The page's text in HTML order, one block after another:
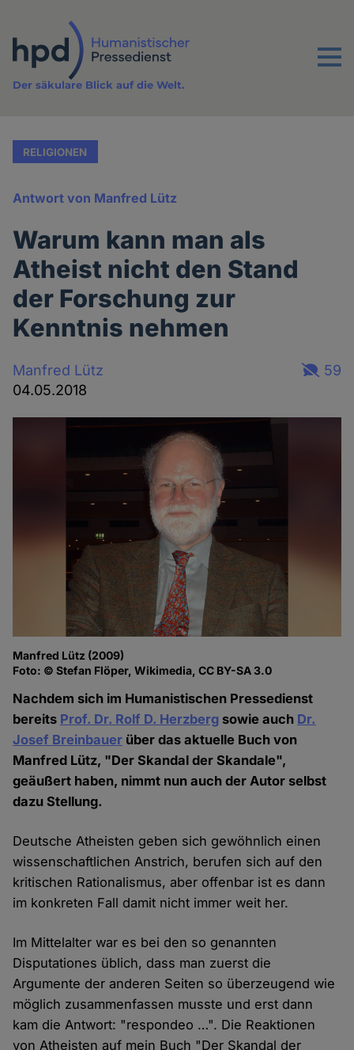
Inhalt
Menu
Der säkulare Blick auf die Welt.
RELIGIONEN
Antwort von Manfred Lütz
Warum kann man als
Atheist nicht den Stand
der Forschung zur
Kenntnis nehmen
Manfred Lütz
04.05.2018
59
Manfred Lütz (2009)
Foto: © Stefan Flöper, Wikimedia, CC BY-SA 3.0
Nachdem sich im Humanistischen Pressedienst
bereits Prof. Dr. Rolf D. Herzberg sowie auch Dr.
Josef Breinbauer über das aktuelle Buch von
Manfred Lütz, "Der Skandal der Skandale",
geäußert haben, nimmt nun auch der Autor selbst
dazu Stellung.
Deutsche Atheisten geben sich gewöhnlich einen
wissenschaftlichen Anstrich, berufen sich auf den
kritischen Rationalismus, aber offenbar ist es dann
im konkreten Fall damit nicht immer weit her.
Im Mittelalter war es bei den so genannten
Disputationes üblich, dass man zuerst die
Argumente der anderen Seiten so überzeugend wie
möglich zusammenfassen musste und erst dann
kam die Antwort: "respondeo …". Die Reaktionen
von Atheisten auf mein Buch "Der Skandal der